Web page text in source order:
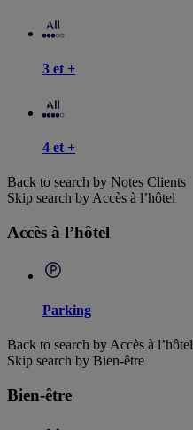
3 et +
4 et +
Back to search by Notes Clients
Skip search by Accès à l’hôtel
Accès à l’hôtel
Parking
Back to search by Accès à l’hôtel
Skip search by Bien-être
Bien-être